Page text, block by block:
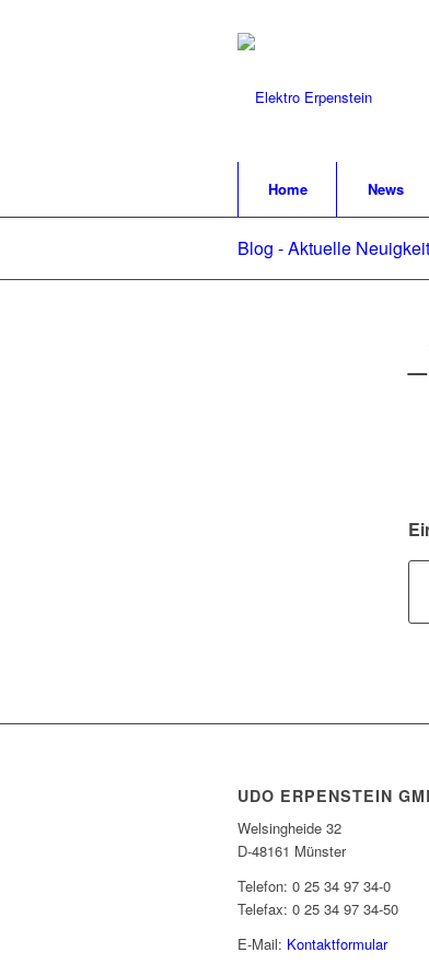
Home News
Blog - Aktuelle
UDO ERPENSTEIN
Welsingheide 32
D-48161 Münster
Telefon: 0 25 34 97 34-0
Telefax: 0 25 34 97 34-50
E-Mail: Kontaktformular